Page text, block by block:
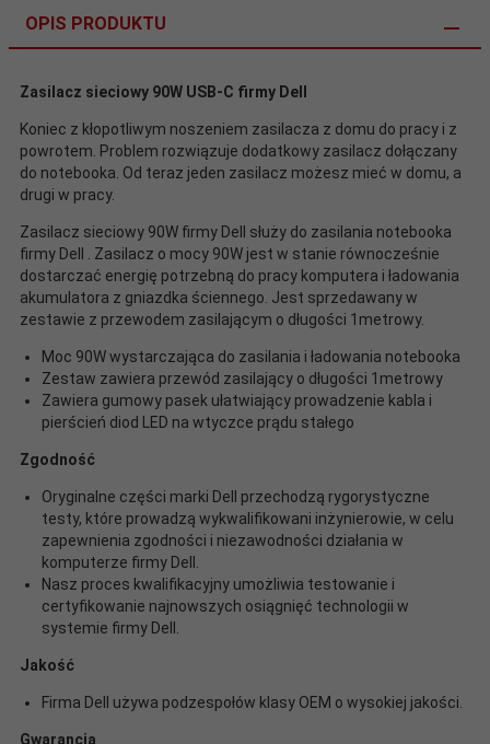
OPIS PRODUKTU
Zasilacz sieciowy 90W USB-C firmy Dell
Koniec z kłopotliwym noszeniem zasilacza z domu do pracy i z
powrotem. Problem rozwiązuje dodatkowy zasilacz dołączany
do notebooka. Od teraz jeden zasilacz możesz mieć w domu, a
drugi w pracy.
Zasilacz sieciowy 90W firmy Dell służy do zasilania notebooka
firmy Dell . Zasilacz o mocy 90W jest w stanie równocześnie
dostarczać energię potrzebną do pracy komputera i ładowania
akumulatora z gniazdka ściennego. Jest sprzedawany w
zestawie z przewodem zasilającym o długości 1metrowy.
Moc 90W wystarczająca do zasilania i ładowania notebooka
Zestaw zawiera przewód zasilający o długości 1metrowy
Zawiera gumowy pasek ułatwiający prowadzenie kabla i
pierścień diod LED na wtyczce prądu stałego
Zgodność
Oryginalne części marki Dell przechodzą rygorystyczne
testy, które prowadzą wykwalifikowani inżynierowie, w celu
zapewnienia zgodności i niezawodności działania w
komputerze firmy Dell.
Nasz proces kwalifikacyjny umożliwia testowanie i
certyfikowanie najnowszych osiągnięć technologii w
systemie firmy Dell.
Jakość
Firma Dell używa podzespołów klasy OEM o wysokiej jakości.
Gwarancja